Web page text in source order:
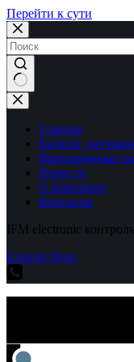
Перейти к сути
Ничего
не
найденоГлавная
Каталог
Выполненные
Новости
О компании
Контакты
IFM electronic
Explore Shop